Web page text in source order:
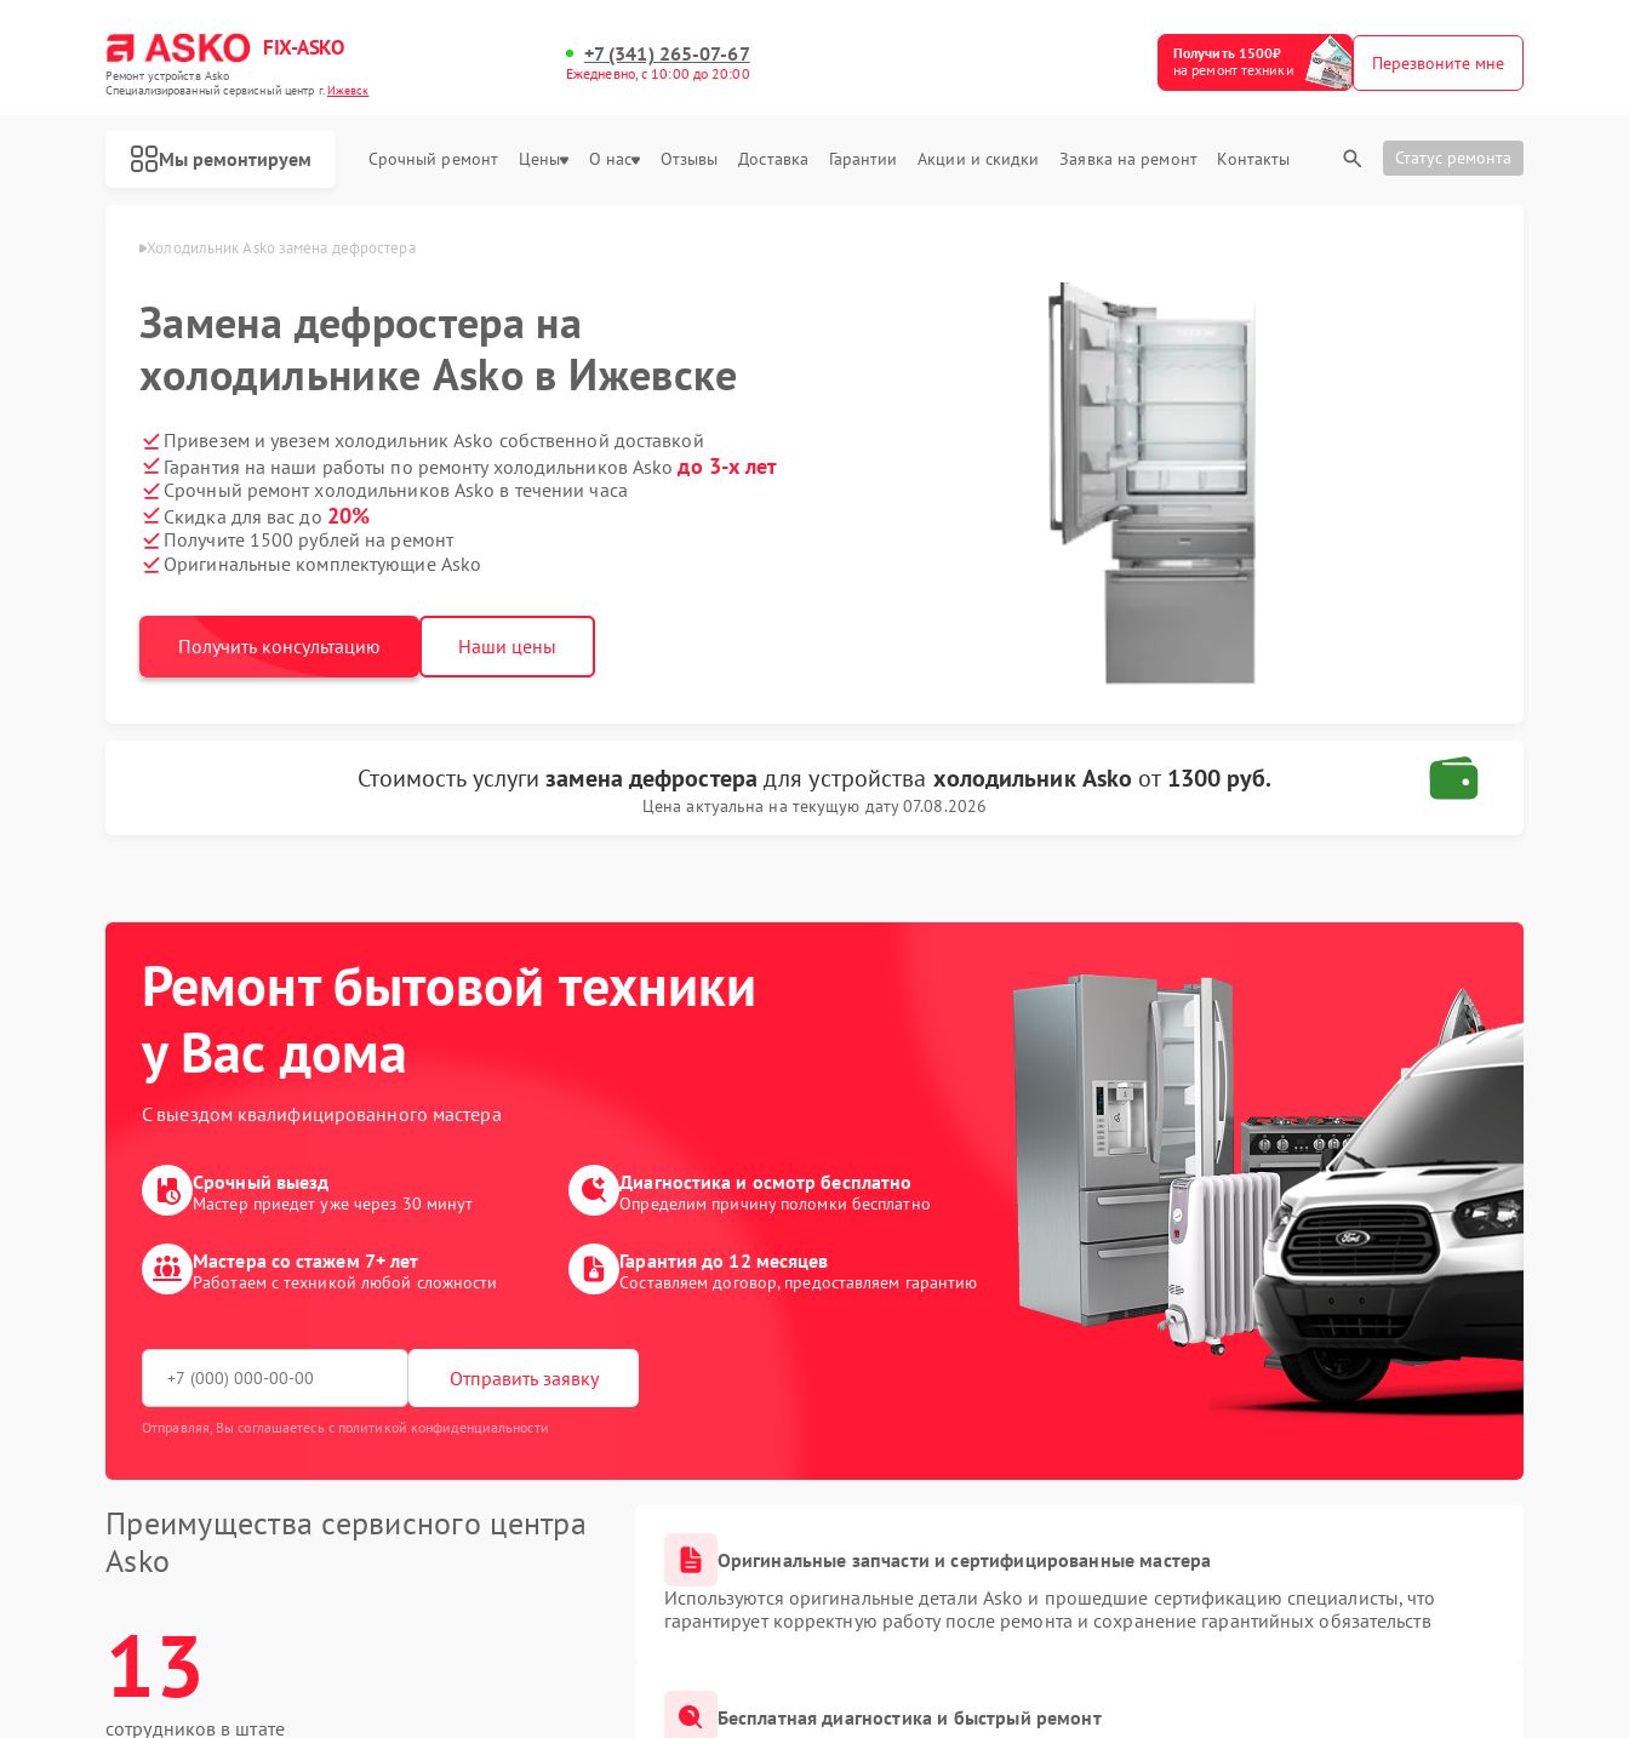
FIX-ASKO
Ремонт устройств Asko
Специализированный cервисный центр г.Ижевск
+7 (341) 265-07-67
Ежедневно, с 10:00 до 20:00
Получить 1500₽
на ремонт техники
Перезвоните мне
Мы ремонтируем Срочный ремонт Цены О нас Отзывы Доставка Гарантии Акции и скидки Заявка на ремонт Контакты Статус ремонта
Asko в Ижевске Холодильник Asko замена дефростера
Замена дефростера на
холодильнике Asko в Ижевске
Привезем и увезем холодильник Asko собственной доставкой
Гарантия на наши работы по ремонту холодильников Askoдо 3-х лет
Срочный ремонт холодильников Asko в течении часа
Скидка для вас до 20%
Получите 1500 рублей на ремонт
Оригинальные комплектующие Asko
Получить консультацию Наши цены
Стоимость услугизамена дефростера для устройства холодильник Asko от 1300 руб.
Цена актуальна на текущую дату 07.08.2026
Ремонт бытовой техники
у Вас дома
С выездом квалифицированного мастера
Срочный выезд
Мастер приедет уже через 30 минут
Диагностика и осмотр бесплатно
Определим причину поломки бесплатно
Мастера со стажем 7+ лет
Работаем с техникой любой сложности
Гарантия до 12 месяцев
Составляем договор, предоставляем гарантию
Отправить заявку
Отправляя, Вы соглашаетесь с политикой конфиденциальности
Преимущества сервисного центра
Asko
13
сотрудников в штате
Оригинальные запчасти и сертифицированные мастера
Используются оригинальные детали Asko и прошедшие сертификацию специалисты, что
гарантирует корректную работу после ремонта и сохранение гарантийных обязательств
Бесплатная диагностика и быстрый ремонт